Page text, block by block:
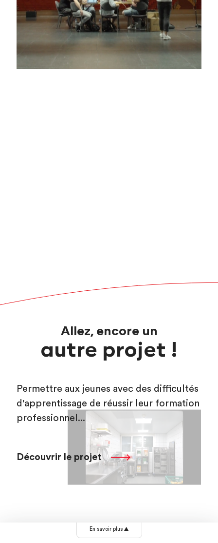
Allez, encore un
autre projet !
Découvrir le projet
Permettre aux jeunes avec des difficultés
d'apprentissage de réussir leur formation
professionnel...
En savoir plus ▲